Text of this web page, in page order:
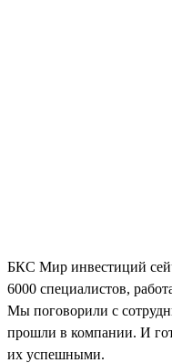
БКС Мир инвестиций
6000 специалистов,
Мы поговорили с
прошли в компании. И
их успешными.